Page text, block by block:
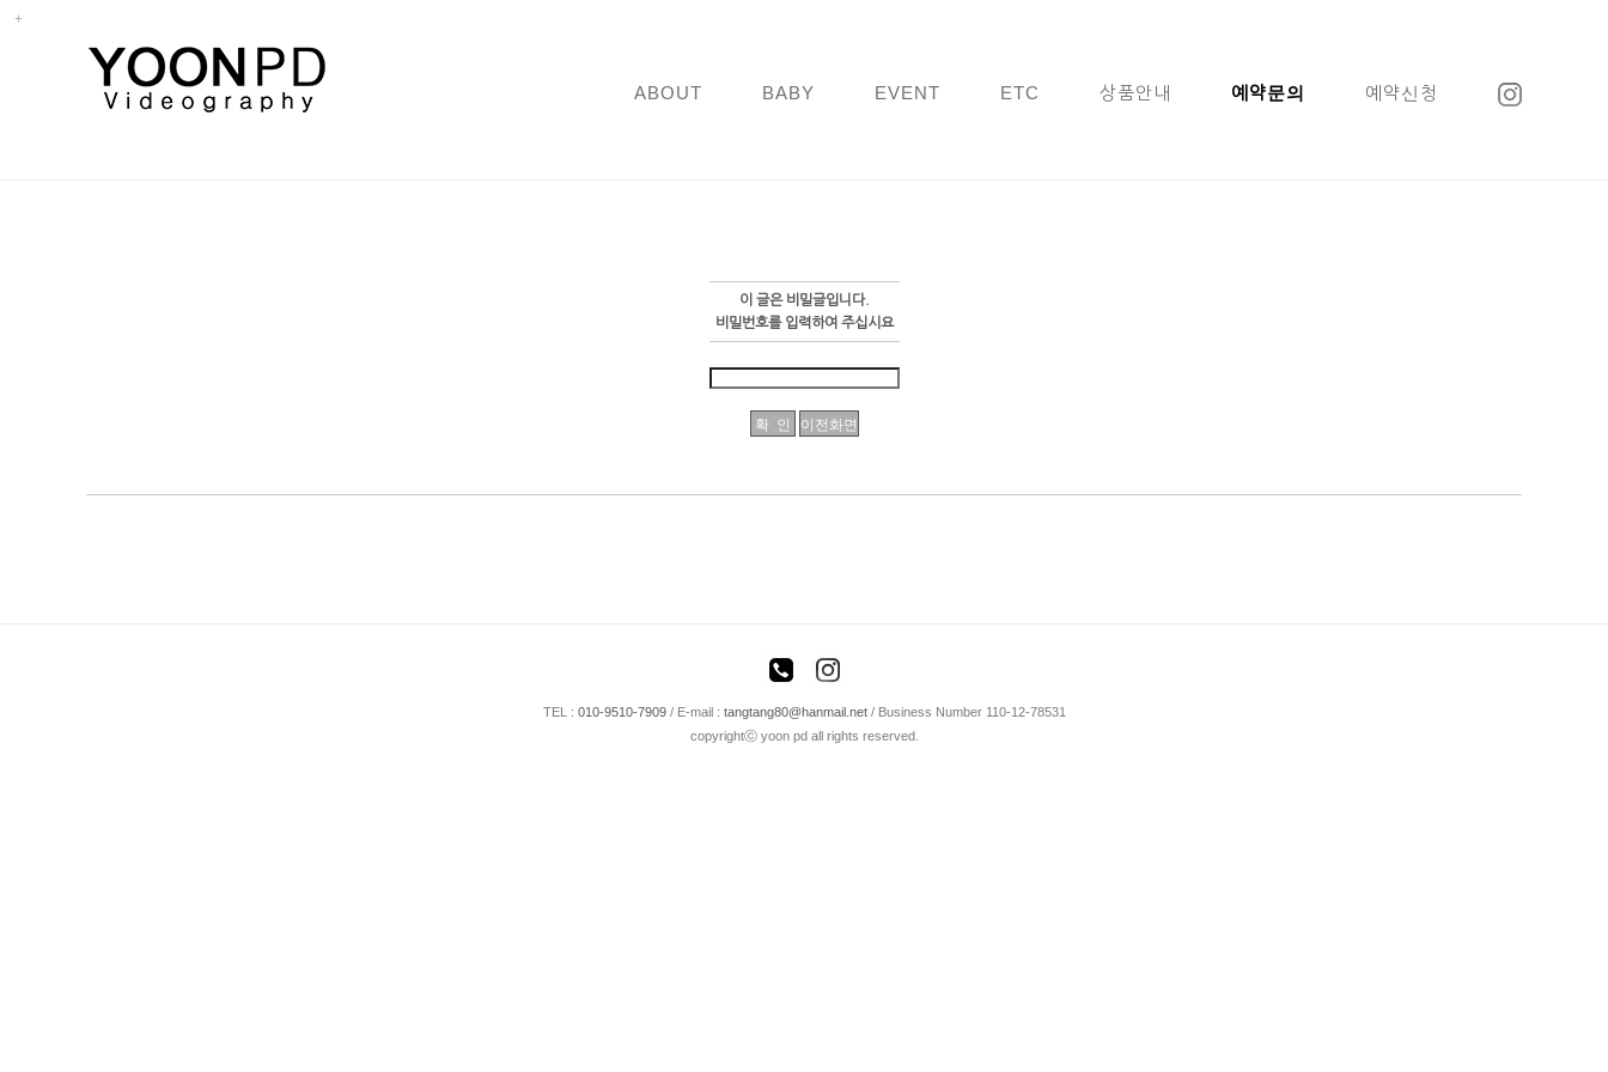
ABOUT BABY EVENT ETC 상품안내 예약문의 예약신청
이 글은 비밀글입니다.
비밀번호를 입력하여 주십시요
TEL : 010-9510-7909/ E-mail : tangtang80@hanmail.net/ Business Number 110-12-78531
copyrightⓒ yoon pd all rights reserved.